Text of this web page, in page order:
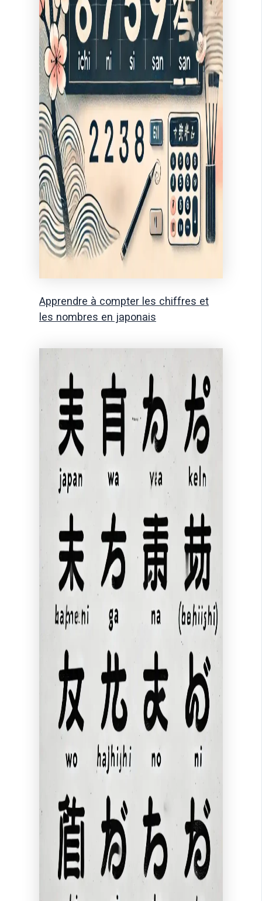
Apprendre à compter les chiffres et
les nombres en japonais